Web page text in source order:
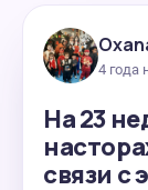
4 года
На 23
связи с